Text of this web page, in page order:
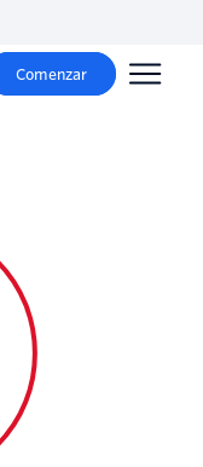
Comenzar